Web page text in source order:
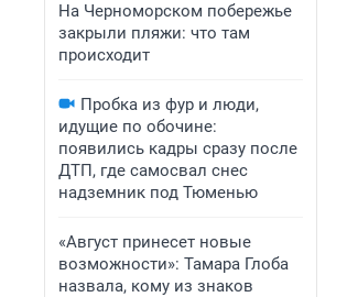
На Черноморском побережье
закрыли пляжи: что там
происходит
Пробка из фур и люди,
идущие по обочине:
появились кадры сразу после
ДТП, где самосвал снес
надземник под Тюменью
«Август принесет новые
возможности»: Тамара Глоба
назвала, кому из знаков